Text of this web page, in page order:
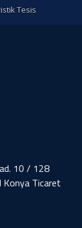
Tesis
10 / 128
Konya Ticaret